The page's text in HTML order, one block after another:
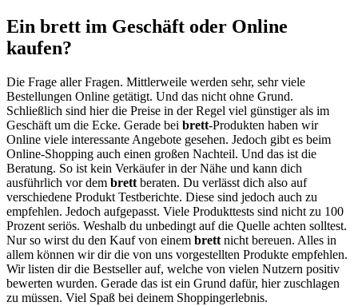
Ein brett im Geschäft oder Online
kaufen?
Die Frage aller Fragen. Mittlerweile werden sehr, sehr viele
Bestellungen Online getätigt. Und das nicht ohne Grund.
Schließlich sind hier die Preise in der Regel viel günstiger als im
Geschäft um die Ecke. Gerade bei brett-Produkten haben wir
Online viele interessante Angebote gesehen. Jedoch gibt es beim
Online-Shopping auch einen großen Nachteil. Und das ist die
Beratung. So ist kein Verkäufer in der Nähe und kann dich
ausführlich vor dem brett beraten. Du verlässt dich also auf
verschiedene Produkt Testberichte. Diese sind jedoch auch zu
empfehlen. Jedoch aufgepasst. Viele Produkttests sind nicht zu 100
Prozent seriös. Weshalb du unbedingt auf die Quelle achten solltest.
Nur so wirst du den Kauf von einem brett nicht bereuen. Alles in
allem können wir dir die von uns vorgestellten Produkte empfehlen.
Wir listen dir die Bestseller auf, welche von vielen Nutzern positiv
bewerten wurden. Gerade das ist ein Grund dafür, hier zuschlagen
zu müssen. Viel Spaß bei deinem Shoppingerlebnis.